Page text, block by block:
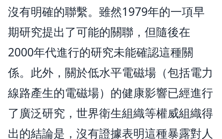
沒有明確的聯繫。雖然1979年的一項早
期研究提出了可能的關聯，但隨後在
2000年代進行的研究未能確認這種關
係。此外，關於低水平電磁場（包括電力
線路產生的電磁場）的健康影響已經進行
了廣泛研究，世界衛生組織等權威組織得
出的結論是，沒有證據表明這種暴露對人